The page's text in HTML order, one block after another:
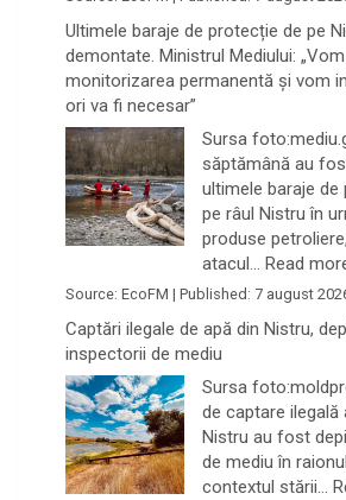
Ultimele baraje de protecție de pe
demontate. Ministrul Mediului:
monitorizarea permanentă și vom
ori va fi necesar”
Sursa
săptămână au
ultimele baraje
pe râul Nistru în
produse
atacul… Read
Source: EcoFM | Published: 7 august
Captări ilegale de apă din Nistru,
inspectorii de mediu
Sursa
de captare ilegală
Nistru au fost
de mediu în
contextul stării…